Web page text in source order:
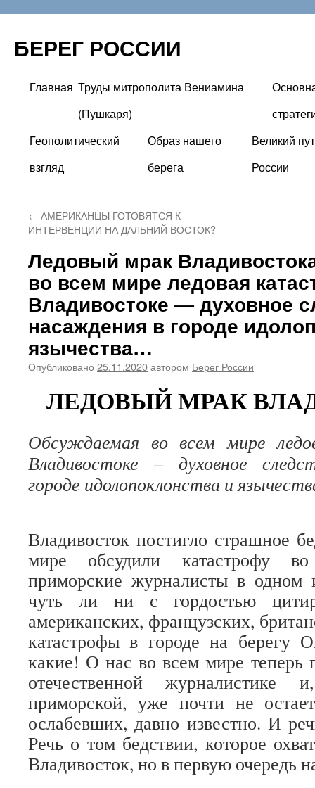
БЕРЕГ РОССИИ
Перейти
содержимому
Главная Труды митрополита Вениамина
(Пушкаря)
Геополитический
взгляд
Образ нашего
берега
Великий
России
← АМЕРИКАНЦЫ ГОТОВЯТСЯ К
ИНТЕРВЕНЦИИ НА ДАЛЬНИЙ ВОСТОК?
Ледовый мрак
во всем мире ледовая
Владивостоке — духовное
насаждения в городе
язычества…
Опубликовано 25.11.2020автором Берег России
ЛЕДОВЫЙ МРАК
Обсуждаемая во всем мире
Владивостоке – духовное
городе идолопоклонства и
Владивосток постигло страшное
мире обсудили катастрофу
приморские журналисты в одном
чуть ли ни с гордостью
американских, французских,
катастрофы в городе на берегу
какие! О нас во всем мире теперь
отечественной
приморской, уже почти не
ослабевших, давно известно. И
Речь о том бедствии, которое
Владивосток, но в первую очередь